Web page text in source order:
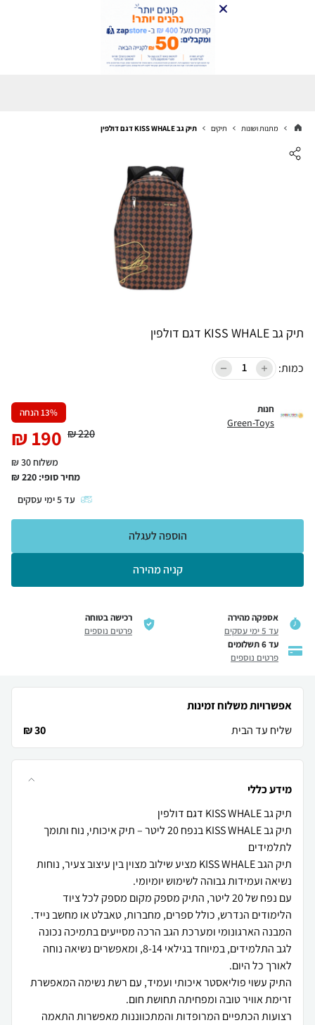
מתנות ושונות תיקים תיק גב KISS WHALE דגם דולפין
תיק גב KISS WHALE דגם דולפין
כמות:
חנות
Green-Toys
13% הנחה
220
₪
190
₪
משלוח 30 ₪
מחיר סופי: 220
₪
עד5ימי עסקים
קניה מהירה
הוספה לעגלה
אספקה מהירה
עד 5 ימי עסקים
רכישה בטוחה
פרטים נוספים
עד 6 תשלומים
פרטים נוספים
אפשרויות משלוח זמינות
שליח עד הבית
30 ₪
מידע כללי
תיק גב KISS WHALE בנפח 20 ליטר – תיק איכותי, נוח ותומך
תיק הגב KISS WHALE מציע שילוב מצוין בין עיצוב צעיר, נוחות
עם נפח של 20 ליטר, התיק מספק מקום מספק לכל ציוד
המבנה הארגונומי ומערכת הגב הרכה מסייעים בתמיכה נכונה
לגב התלמידים, במיוחד בגילאי 8-14, ומאפשרים נשיאה נוחה
התיק עשוי פוליאסטר איכותי ועמיד, עם רשת נשימה המאפשרת
רצועות הכתפיים המרופדות והמתכווננות מאפשרות התאמה